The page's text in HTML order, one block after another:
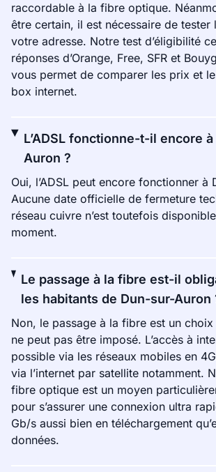
raccordable à la fibre optique.
être certain, il est nécessaire de tester
votre adresse. Notre test d’éligibilité
réponses d’Orange, Free, SFR et
vous permet de comparer les prix et
box internet.
L’ADSL fonctionne-t-il encore
Auron ?
Oui, l’ADSL peut encore fonctionner à
Aucune date officielle de fermeture
réseau cuivre n’est toutefois
moment.
Le passage à la fibre est-il
les habitants de Dun-sur-Auron
Non, le passage à la fibre est un
ne peut pas être imposé. L’accès à
possible via les réseaux mobiles en
via l’internet par satellite notamment.
fibre optique est un moyen
pour s’assurer une connexion ultra
Gb/s aussi bien en téléchargement
données.